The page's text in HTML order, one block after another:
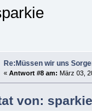
Re:Müssen wir uns
« Antwort #8 am: März 03,
von: